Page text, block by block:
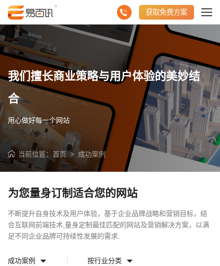
获取免费方案
我们擅长商业策略与用户体验的美妙结
合
用心做好每一个网站
当前位置： 首页> 成功案例
为您量身订制适合您的网站
不断提升自身技术及用户体验，基于企业品牌战略和营销目标，结
合互联网前端技术,量身定制最佳匹配的网站及营销解决方案，以满
足不同企业品牌可持续性发展的需求.
成功案例 按行业分类